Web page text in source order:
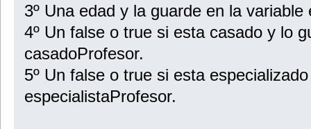
3º Una edad y la guarde en la variable
4º Un false o true si esta casado y lo
casadoProfesor.
5º Un false o true si esta
especialistaProfesor.